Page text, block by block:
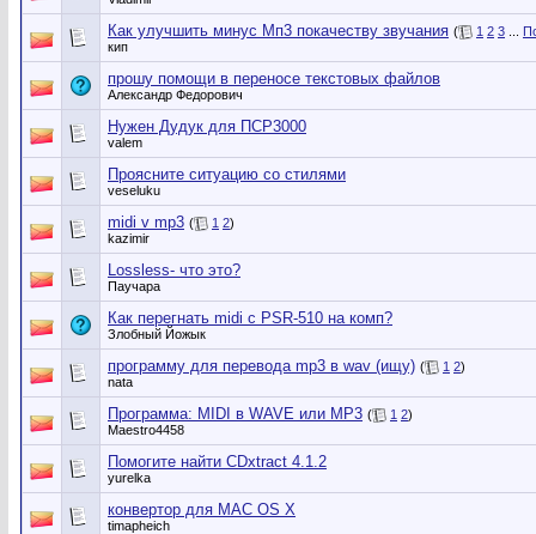
Как улучшить минус Мп3 покачеству звучания ( 1 2 3
кип
прошу помощи в переносе текстовых файлов
Александр Федорович
Нужен Дудук для ПСР3000
valem
Проясните ситуацию со стилями
veseluku
midi v mp3 ( 1 2)
kazimir
Lossless- что это?
Паучара
Как перегнать midi с PSR-510 на комп?
Злобный Йожык
программу для перевода mp3 в wav (ищу) ( 1 2)
nata
Программа: MIDI в WAVE или MP3 ( 1 2)
Maestro4458
Помогите найти CDxtract 4.1.2
yurelka
конвертор для MAC OS X
timapheich